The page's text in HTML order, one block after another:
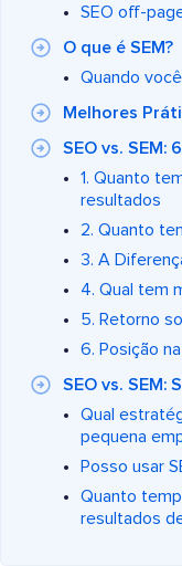
SEO off-
O que é SEM?
Quando
Melhores
SEO vs. SEM:
1. Quanto
resultados
2. Quanto
3. A
4. Qual tem
5. Retorno
6. Posição
SEO vs. SEM:
Qual
pequena
Posso usar
Quanto
resultados